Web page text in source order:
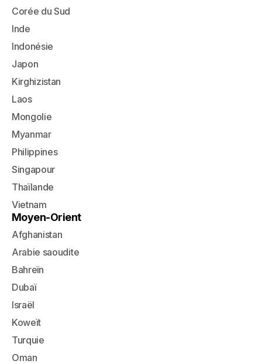
Corée du Sud
Inde
Indonésie
Japon
Kirghizistan
Laos
Mongolie
Myanmar
Philippines
Singapour
Thaïlande
Vietnam
Moyen-Orient
Afghanistan
Arabie saoudite
Bahreïn
Dubaï
Israël
Koweït
Turquie
Oman